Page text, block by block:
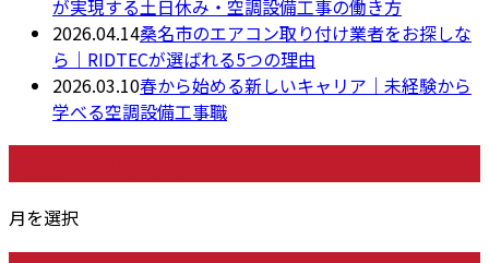
が実現する土日休み・空調設備工事の働き方
2026.04.14桑名市のエアコン取り付け業者をお探しな
ら｜RIDTECが選ばれる5つの理由
2026.03.10春から始める新しいキャリア｜未経験から
学べる空調設備工事職
月を選択